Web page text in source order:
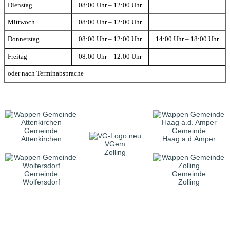
Dienstag 08:00 Uhr – 12:00 Uhr
Mittwoch 08:00 Uhr – 12:00 Uhr
Donnerstag 08:00 Uhr – 12:00 Uhr 14:00 Uhr – 18:00 Uhr
Freitag 08:00 Uhr – 12:00 Uhr
oder nach Terminabsprache
Gemeinde
Attenkirchen
VGem
Zolling
Gemeinde
Haag a.d.Amper
Gemeinde
Wolfersdorf
Gemeinde
Zolling